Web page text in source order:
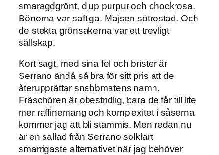
smaragdgrönt, djup purpur och chockrosa.
Bönorna var saftiga. Majsen sötrostad. Och
de stekta grönsakerna var ett trevligt
sällskap.
Kort sagt, med sina fel och brister är
Serrano ändå så bra för sitt pris att de
återupprättar snabbmatens namn.
Fräschören är obestridlig, bara de får till lite
mer raffinemang och komplexitet i såserna
kommer jag att bli stammis. Men redan nu
är en sallad från Serrano solklart
smarrigaste alternativet när jag behöver